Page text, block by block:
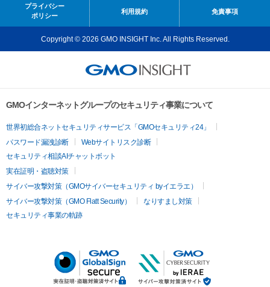
プライバシー
ポリシー
利用規約 免責事項
Copyright © 2026 GMO INSIGHT Inc. All Rights Reserved.
GMOインターネットグループのセキュリティ事業について
世界初総合ネットセキュリティサービス「GMOセキュリティ24」
パスワード漏洩診断
Webサイトリスク診断
セキュリティ相談AIチャットボット
実在証明・盗聴対策
サイバー攻撃対策（GMOサイバーセキュリティ byイエラエ）
サイバー攻撃対策（GMO Flatt Security）
なりすまし対策
セキュリティ事業の軌跡